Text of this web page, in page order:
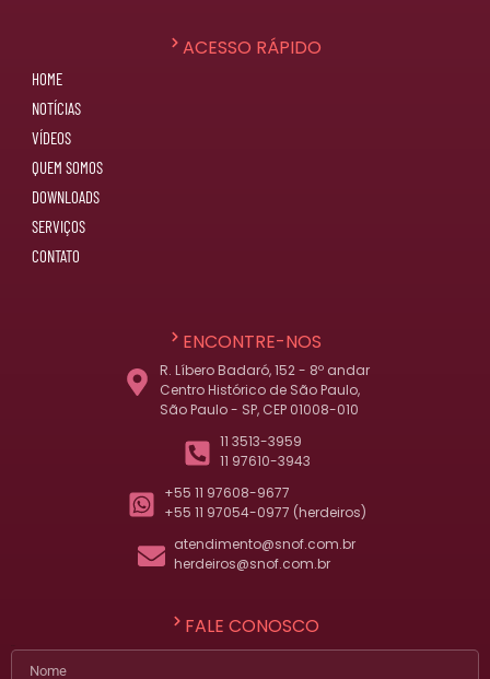
ACESSO RÁPIDO
HOME
NOTÍCIAS
VÍDEOS
QUEM SOMOS
DOWNLOADS
SERVIÇOS
CONTATO
ENCONTRE-NOS
R. Líbero Badaró, 152 - 8º andar
Centro Histórico de São Paulo,
São Paulo - SP, CEP 01008-010
11 3513-3959
11 97610-3943
+55 11 97608-9677
+55 11 97054-0977 (herdeiros)
atendimento@snof.com.br
herdeiros@snof.com.br
FALE CONOSCO